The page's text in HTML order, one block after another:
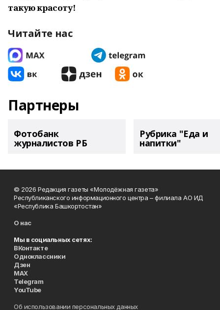
такую красоту!
Читайте нас
Партнеры
Фотобанк
журналистов РБ
Рубрика "Еда и
напитки"
© 2026 Редакция газеты «Молодёжная газета»
Республиканского информационного центра – филиала АО ИД
«Республика Башкортостан»
О нас
Мы в социальных сетях:
ВКонтакте
Одноклассники
Дзен
MAX
Telegram
YouTube
Об использовании персональных данных